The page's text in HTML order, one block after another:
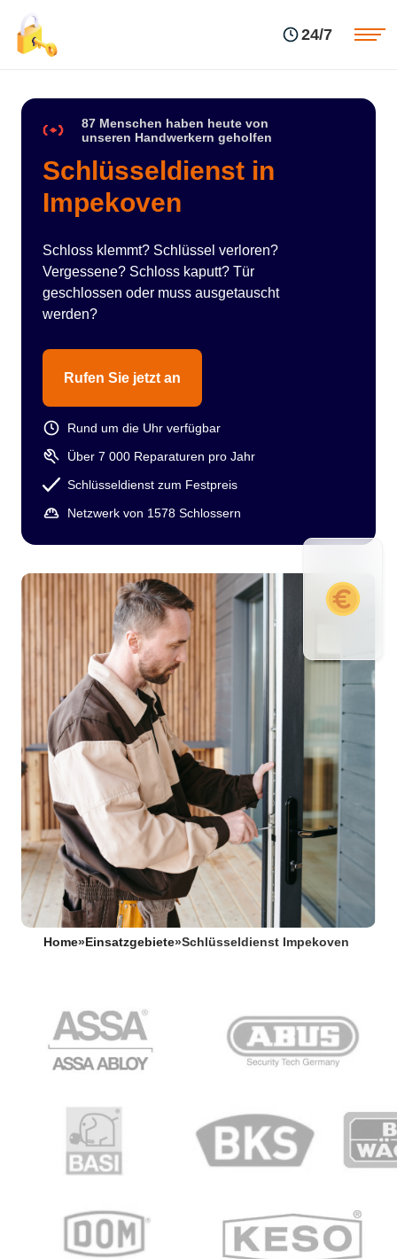
24/7
87 Menschen haben heute von
unseren Handwerkern geholfen
Schlüsseldienst in
Impekoven
Schloss klemmt? Schlüssel verloren?
Vergessene? Schloss kaputt? Tür
geschlossen oder muss ausgetauscht
werden?
Rufen Sie jetzt an
Rund um die Uhr verfügbar
Über 7 000 Reparaturen pro Jahr
Schlüsseldienst zum Festpreis
Netzwerk von 1578 Schlossern
Home» Einsatzgebiete»Schlüsseldienst Impekoven